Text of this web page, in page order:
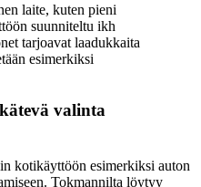
laite, kuten pieni
suunniteltu ikh
tarjoavat laadukkaita
esimerkiksi
valinta
kotikäyttöön esimerkiksi auton
Tokmannilta löytyy